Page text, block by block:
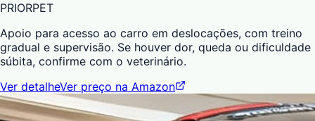
PRIORPET
Apoio para acesso ao carro em deslocações, com treino
gradual e supervisão. Se houver dor, queda ou dificuldade
súbita, confirme com o veterinário.
Ver detalheVer preço na Amazon